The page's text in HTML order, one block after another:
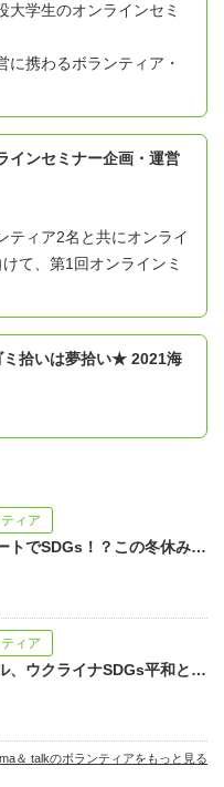
大学生のオンラインセミ
に携わるボランティア・
インセミナー企画・運営
ティア2名と共にオンライ
て、第1回オンラインミ
拾いは夢拾い★ 2021海
ィア
大学生限定 チョコレートでSDGs！？この冬休み全国の大学生同でオンライントーク
ィア
大学生限定★イスラエル、ウクライナSDGs平和と公正全ての人にチャットトーク！
＆ talkのボランティアをもっと見る